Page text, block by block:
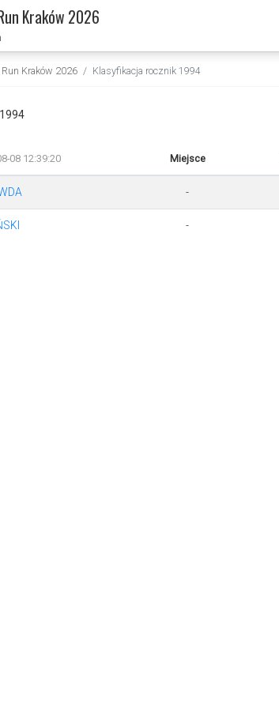
Kraków 2026
Kraków 2026 Klasyfikacja rocznik 1994
08 12:39:20 Miejsce
-
-